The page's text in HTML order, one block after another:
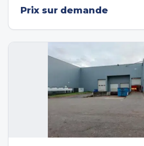
Prix sur demande